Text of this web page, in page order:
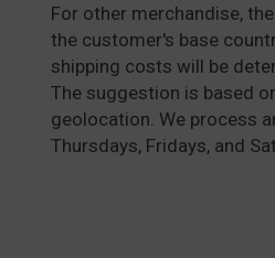
For other merchandise,
the customer's base
shipping costs will be
The suggestion is based
geolocation. We process
Thursdays, Fridays, and